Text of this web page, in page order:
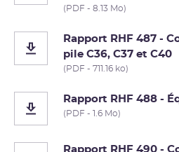
(PDF - 8.13 Mo)
Rapport RHF 487 -
pile C36, C37 et C40
(PDF - 711.16 ko)
Rapport RHF 488 -
(PDF - 1.6 Mo)
Rapport RHF 490 -